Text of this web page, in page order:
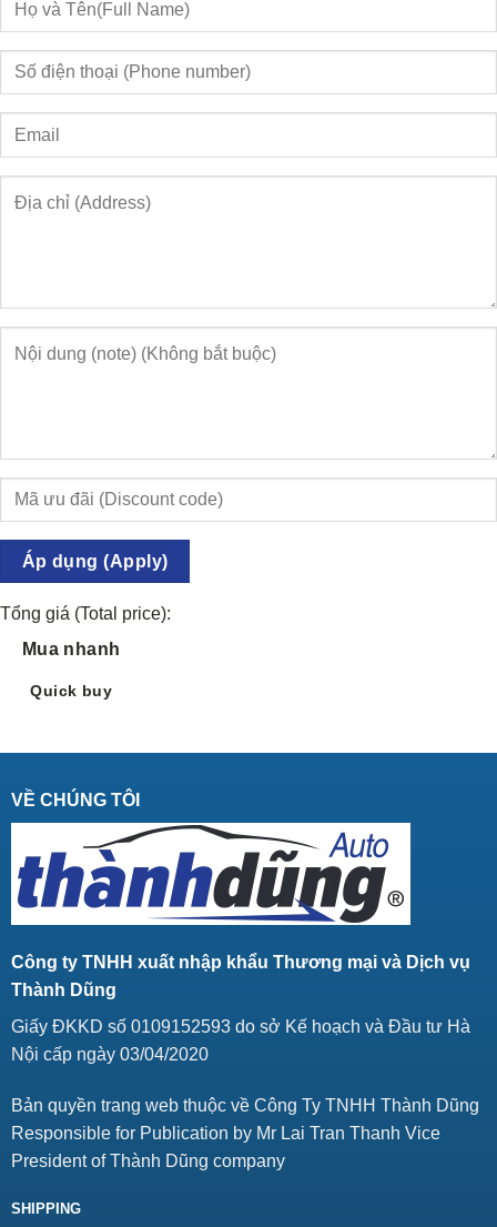
Áp dụng (Apply)
Tổng giá (Total price):
Mua nhanh
Quick buy
VỀ CHÚNG TÔI
Công ty TNHH xuất nhập khẩu Thương mại và Dịch vụ
Thành Dũng
Giấy ĐKKD số 0109152593 do sở Kế hoạch và Đầu tư Hà
Nội cấp ngày 03/04/2020
Bản quyền trang web thuộc về Công Ty TNHH Thành Dũng
Responsible for Publication by Mr Lai Tran Thanh Vice
President of Thành Dũng company
SHIPPING